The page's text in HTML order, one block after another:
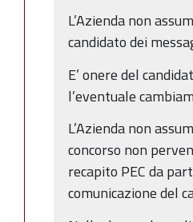
L’Azienda non
candidato dei
E’ onere del
l’eventuale
L’Azienda non
concorso non
recapito PEC da
comunicazione del